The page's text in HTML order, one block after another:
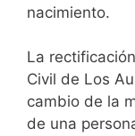
nacimiento.
La
Civil de Los
cambio de la
de una